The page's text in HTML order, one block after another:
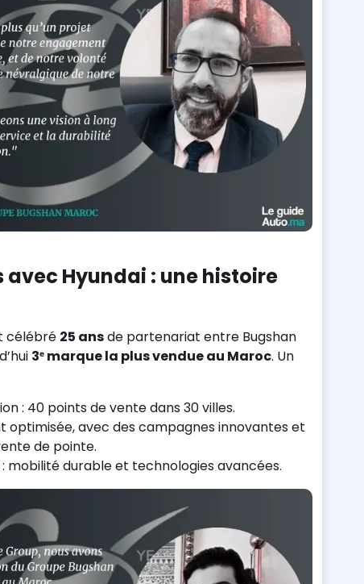
avec Hyundai : une histoire
célébré 25 ansde partenariat entre Bugshan
3ᵉ marque la plus vendue au Maroc. Un
: 40 points de vente dans 30 villes.
optimisée, avec des campagnes innovantes et
de pointe.
mobilité durable et technologies avancées.